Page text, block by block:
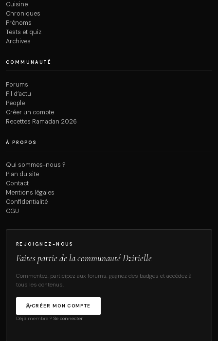
Cuisine
Chroniques
Prénoms
Tests et quiz
Archives
COMMUNAUTÉ
Forums
Fil d’actu
People
Créer un compte
Recettes Ramadan 2026
À PROPOS
Qui sommes-nous ?
Plan du site
Contact
Mentions légales
Confidentialité
CGU
REJOIGNEZ-NOUS
Faites partie de la communauté Dzirielle
Commentez, participez aux forums, gagnez des badges et accédez à
tous les contenus.
CRÉER MON COMPTE
Déjà membre ? Se connecter